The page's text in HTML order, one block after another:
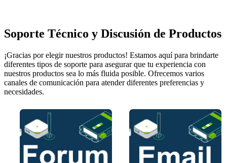
Soporte Técnico y Discusión de Productos
¡Gracias por elegir nuestros productos! Estamos aquí para brindarte
diferentes tipos de soporte para asegurar que tu experiencia con
nuestros productos sea lo más fluida posible. Ofrecemos varios
canales de comunicación para atender diferentes preferencias y
necesidades.